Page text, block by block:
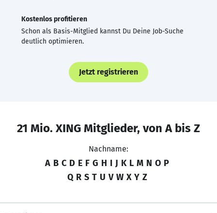
Kostenlos profitieren
Schon als Basis-Mitglied kannst Du Deine Job-Suche
deutlich optimieren.
Jetzt registrieren
21 Mio. XING Mitglieder, von A bis Z
Nachname:
A B C D E F G H I J K L M N O P
Q R S T U V W X Y Z